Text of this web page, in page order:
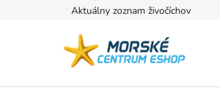
Aktuálny zoznam živočíchov